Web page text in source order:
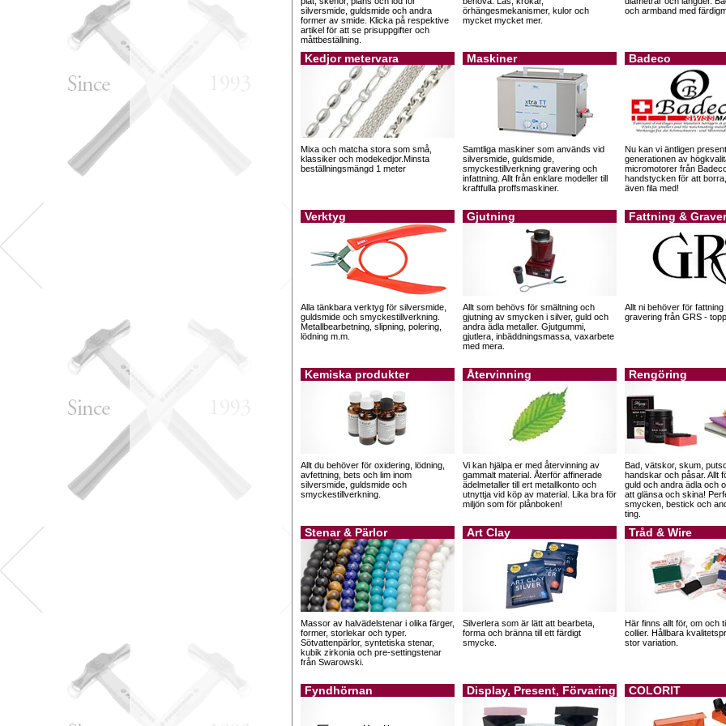
silversmide, guldsmide och andra
former av smide. Klicka på respektive
artikel för att se prisuppgifter och
måttbeställning.
örhängesmekanismer, kulor och
mycket mycket mer.
och armband med
Kedjor metervara
Mixa och matcha stora som små,
klassiker och modekedjor.Minsta
beställningsmängd 1 meter
Maskiner
Samtliga maskiner som används vid
silversmide, guldsmide,
smyckestillverkning gravering och
infattning. Allt från enklare modeller till
kraftfulla proffsmaskiner.
Badeco
Nu kan vi äntligen
generationen av
micromotorer från
handstycken för att
även fila med!
Verktyg
Alla tänkbara verktyg för silversmide,
guldsmide och smyckestillverkning.
Metallbearbetning, slipning, polering,
lödning m.m.
Gjutning
Allt som behövs för smältning och
gjutning av smycken i silver, guld och
andra ädla metaller. Gjutgummi,
gjutlera, inbäddningsmassa, vaxarbete
med mera.
Fattning &
Allt ni behöver för fattning
gravering från GRS -
Kemiska produkter
Allt du behöver för oxidering, lödning,
avfettning, bets och lim inom
silversmide, guldsmide och
smyckestillverkning.
Återvinning
Vi kan hjälpa er med återvinning av
gammalt material. Återför affinerade
ädelmetaller till ert metallkonto och
utnyttja vid köp av material. Lika bra för
miljön som för plånboken!
Rengöring
Bad, vätskor, skum,
handskar och påsar. Allt
guld och andra ädla och
att glänsa och skina!
smycken, bestick och
ting.
Stenar & Pärlor
Massor av halvädelstenar i olika färger,
former, storlekar och typer.
Sötvattenpärlor, syntetiska stenar,
kubik zirkonia och pre-settingstenar
från Swarowski.
Art Clay
Silverlera som är lätt att bearbeta,
forma och bränna till ett färdigt
smycke.
Tråd & Wire
Här finns allt för, om och
collier. Hållbara
stor variation.
Fyndhörnan Display, Present, Förvaring COLORIT